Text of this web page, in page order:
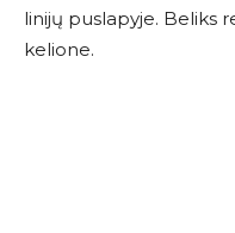
linijų puslapyje. Beliks
kelione.